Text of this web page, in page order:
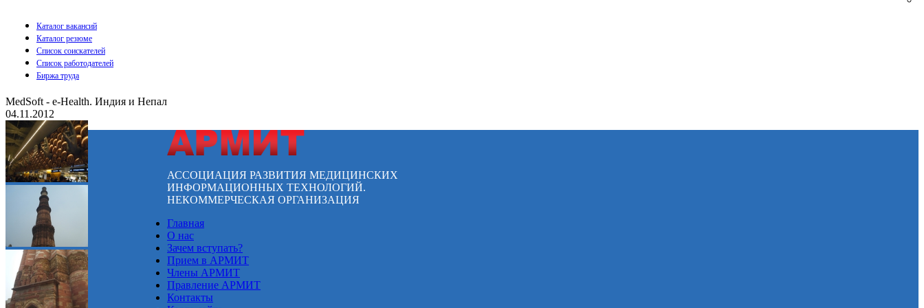
Каталог вакансий
Каталог резюме
Список соискателей
Список работодателей
Биржа труда
MedSoft - e-Health. Индия и Непал
04.11.2012
АССОЦИАЦИЯ РАЗВИТИЯ МЕДИЦИНСКИХ
ИНФОРМАЦИОННЫХ ТЕХНОЛОГИЙ.
НЕКОММЕРЧЕСКАЯ ОРГАНИЗАЦИЯ
Главная
О нас
Зачем вступать?
Прием в АРМИТ
Члены АРМИТ
Правление АРМИТ
Контакты